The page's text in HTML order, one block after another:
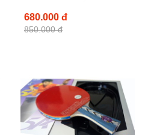
680.000 đ
850.000 đ